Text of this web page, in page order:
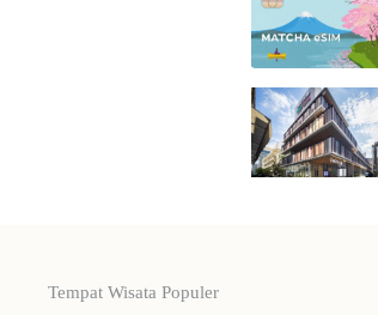
Tempat Wisata Populer